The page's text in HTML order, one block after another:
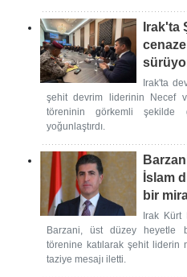
Irak'ta
Irak'ta
şehit devrim liderinin Necef
töreninin görkemli şekilde
yoğunlaştırdı.
İslam
bir
Irak Kürt
Barzani, üst düzey heyetle
törenine katılarak şehit liderin
taziye mesajı iletti.